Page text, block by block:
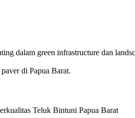
dalam green infrastructure dan
di Papua Barat.